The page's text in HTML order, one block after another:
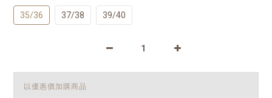
35/36 37/38 39/40
以優惠價加購商品